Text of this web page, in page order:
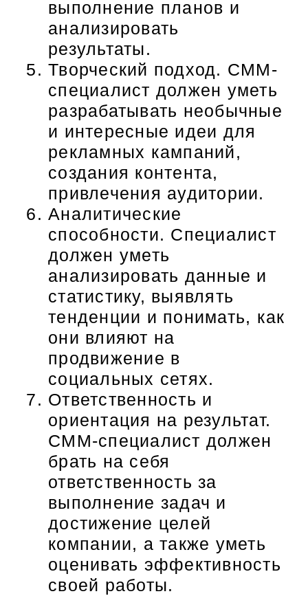
выполнение планов и
анализировать
результаты.
Творческий подход. СММ-
специалист должен уметь
разрабатывать необычные
и интересные идеи для
рекламных кампаний,
создания контента,
привлечения аудитории.
Аналитические
способности. Специалист
должен уметь
анализировать данные и
статистику, выявлять
тенденции и понимать, как
они влияют на
продвижение в
социальных сетях.
Ответственность и
ориентация на результат.
СММ-специалист должен
брать на себя
ответственность за
выполнение задач и
достижение целей
компании, а также уметь
оценивать эффективность
своей работы.